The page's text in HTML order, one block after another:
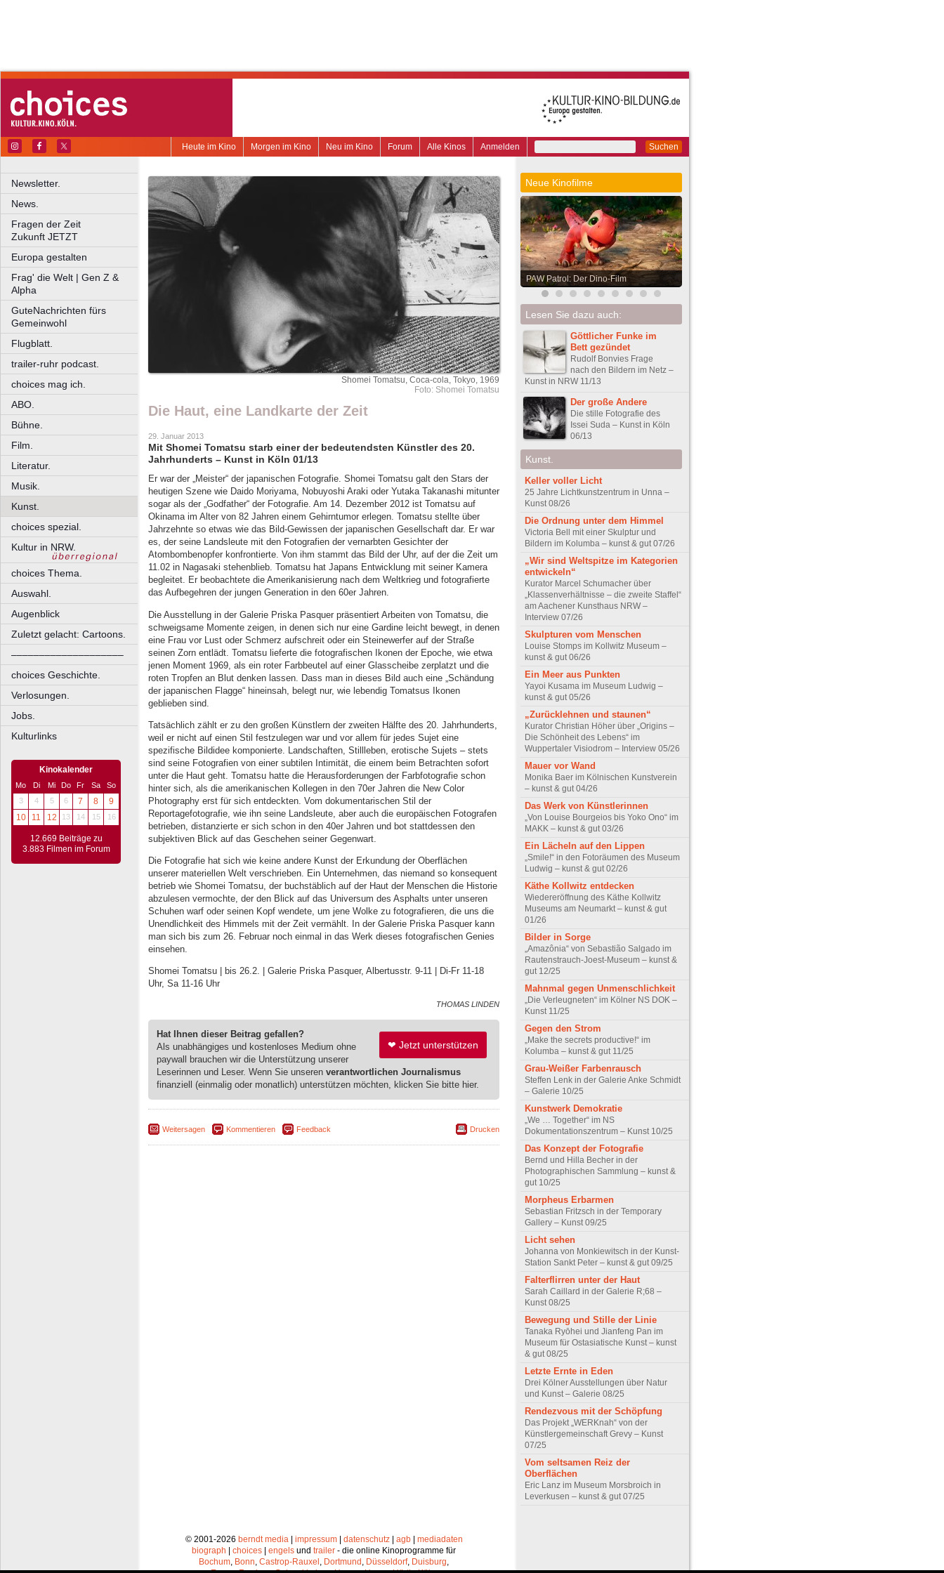
Suchen
Anmelden
Alle Kinos
Forum
Neu im Kino
Morgen im Kino
Heute im Kino
Newsletter.
News.
Fragen der Zeit
Zukunft JETZT
Europa gestalten
Frag' die Welt | Gen Z &
Alpha
GuteNachrichten fürs
Gemeinwohl
Flugblatt.
trailer-ruhr podcast.
choices mag ich.
ABO.
Bühne.
Film.
Literatur.
Musik.
Kunst.
choices spezial.
Kultur in NRW.
choices Thema.
Auswahl.
Augenblick
Zuletzt gelacht: Cartoons.
––––––––––––––––––––
choices Geschichte.
Verlosungen.
Jobs.
Kulturlinks
Kinokalender
Mo Di Mi Do Fr Sa
So
3
4 5 6 7 8
9
10
11 12 13 14 15 16
12.669 Beiträge zu
3.883 Filmen im Forum
Shomei Tomatsu, Coca-cola, Tokyo, 1969
Foto: Shomei Tomatsu
Die Haut, eine Landkarte der Zeit
29. Januar 2013
Mit Shomei Tomatsu starb einer der bedeutendsten Künstler des 20.
Jahrhunderts – Kunst in Köln 01/13
Er war der „Meister“ der japanischen Fotografie. Shomei Tomatsu galt den Stars der
heutigen Szene wie Daido Moriyama, Nobuyoshi Araki oder Yutaka Takanashi mitunter
sogar als der „Godfather“ der Fotografie. Am 14. Dezember 2012 ist Tomatsu auf
Okinama im Alter von 82 Jahren einem Gehirntumor erlegen. Tomatsu stellte über
Jahrzehnte so etwas wie das Bild-Gewissen der japanischen Gesellschaft dar. Er war
es, der seine Landsleute mit den Fotografien der vernarbten Gesichter der
Atombombenopfer konfrontierte. Von ihm stammt das Bild der Uhr, auf der die Zeit um
11.02 in Nagasaki stehenblieb. Tomatsu hat Japans Entwicklung mit seiner Kamera
begleitet. Er beobachtete die Amerikanisierung nach dem Weltkrieg und fotografierte
das Aufbegehren der jungen Generation in den 60er Jahren.
Die Ausstellung in der Galerie Priska Pasquer präsentiert Arbeiten von Tomatsu, die
schweigsame Momente zeigen, in denen sich nur eine Gardine leicht bewegt, in denen
eine Frau vor Lust oder Schmerz aufschreit oder ein Steinewerfer auf der Straße
seinen Zorn entlädt. Tomatsu lieferte die fotografischen Ikonen der Epoche, wie etwa
jenen Moment 1969, als ein roter Farbbeutel auf einer Glasscheibe zerplatzt und die
roten Tropfen an Blut denken lassen. Dass man in dieses Bild auch eine „Schändung
der japanischen Flagge“ hineinsah, belegt nur, wie lebendig Tomatsus Ikonen
geblieben sind.
Tatsächlich zählt er zu den großen Künstlern der zweiten Hälfte des 20. Jahrhunderts,
weil er nicht auf einen Stil festzulegen war und vor allem für jedes Sujet eine
spezifische Bildidee komponierte. Landschaften, Stillleben, erotische Sujets – stets
sind seine Fotografien von einer subtilen Intimität, die einem beim Betrachten sofort
unter die Haut geht. Tomatsu hatte die Herausforderungen der Farbfotografie schon
hinter sich, als die amerikanischen Kollegen in den 70er Jahren die New Color
Photography erst für sich entdeckten. Vom dokumentarischen Stil der
Reportagefotografie, wie ihn seine Landsleute, aber auch die europäischen Fotografen
betrieben, distanzierte er sich schon in den 40er Jahren und bot stattdessen den
subjektiven Blick auf das Geschehen seiner Gegenwart.
Die Fotografie hat sich wie keine andere Kunst der Erkundung der Oberflächen
unserer materiellen Welt verschrieben. Ein Unternehmen, das niemand so konsequent
betrieb wie Shomei Tomatsu, der buchstäblich auf der Haut der Menschen die Historie
abzulesen vermochte, der den Blick auf das Universum des Asphalts unter unseren
Schuhen warf oder seinen Kopf wendete, um jene Wolke zu fotografieren, die uns die
Unendlichkeit des Himmels mit der Zeit vermählt. In der Galerie Priska Pasquer kann
man sich bis zum 26. Februar noch einmal in das Werk dieses fotografischen Genies
einsehen.
Shomei Tomatsu | bis 26.2. | Galerie Priska Pasquer, Albertusstr. 9-11 | Di-Fr 11-18
Uhr, Sa 11-16 Uhr
THOMAS LINDEN
❤ Jetzt unterstützen
Hat Ihnen dieser Beitrag gefallen?
Als unabhängiges und kostenloses Medium ohne
paywall brauchen wir die Unterstützung unserer
Leserinnen und Leser. Wenn Sie unseren verantwortlichen Journalismus
finanziell (einmalig oder monatlich) unterstützen möchten, klicken Sie bitte hier.
Weitersagen Kommentieren Feedback Drucken
Neue Kinofilme
PAW Patrol: Der Dino-Film
Lesen Sie dazu auch:
Göttlicher Funke im
Bett gezündet
Rudolf Bonvies Frage
nach den Bildern im Netz –
Kunst in NRW 11/13
Der große Andere
Die stille Fotografie des
Issei Suda – Kunst in Köln
06/13
Kunst.
Keller voller Licht
25 Jahre Lichtkunstzentrum in Unna –
Kunst 08/26
Die Ordnung unter dem Himmel
Victoria Bell mit einer Skulptur und
Bildern im Kolumba – kunst & gut 07/26
„Wir sind Weltspitze im Kategorien
entwickeln“
Kurator Marcel Schumacher über
„Klassenverhältnisse – die zweite Staffel“
am Aachener Kunsthaus NRW –
Interview 07/26
Skulpturen vom Menschen
Louise Stomps im Kollwitz Museum –
kunst & gut 06/26
Ein Meer aus Punkten
Yayoi Kusama im Museum Ludwig –
kunst & gut 05/26
„Zurücklehnen und staunen“
Kurator Christian Höher über „Origins –
Die Schönheit des Lebens“ im
Wuppertaler Visiodrom – Interview 05/26
Mauer vor Wand
Monika Baer im Kölnischen Kunstverein
– kunst & gut 04/26
Das Werk von Künstlerinnen
„Von Louise Bourgeios bis Yoko Ono“ im
MAKK – kunst & gut 03/26
Ein Lächeln auf den Lippen
„Smile!“ in den Fotoräumen des Museum
Ludwig – kunst & gut 02/26
Käthe Kollwitz entdecken
Wiedereröffnung des Käthe Kollwitz
Museums am Neumarkt – kunst & gut
01/26
Bilder in Sorge
„Amazônia“ von Sebastião Salgado im
Rautenstrauch-Joest-Museum – kunst &
gut 12/25
Mahnmal gegen Unmenschlichkeit
„Die Verleugneten“ im Kölner NS DOK –
Kunst 11/25
Gegen den Strom
„Make the secrets productive!“ im
Kolumba – kunst & gut 11/25
Grau-Weißer Farbenrausch
Steffen Lenk in der Galerie Anke Schmidt
– Galerie 10/25
Kunstwerk Demokratie
„We … Together“ im NS
Dokumentationszentrum – Kunst 10/25
Das Konzept der Fotografie
Bernd und Hilla Becher in der
Photographischen Sammlung – kunst &
gut 10/25
Morpheus Erbarmen
Sebastian Fritzsch in der Temporary
Gallery – Kunst 09/25
Licht sehen
Johanna von Monkiewitsch in der Kunst-
Station Sankt Peter – kunst & gut 09/25
Falterflirren unter der Haut
Sarah Caillard in der Galerie R;68 –
Kunst 08/25
Bewegung und Stille der Linie
Tanaka Ryōhei und Jianfeng Pan im
Museum für Ostasiatische Kunst – kunst
& gut 08/25
Letzte Ernte in Eden
Drei Kölner Ausstellungen über Natur
und Kunst – Galerie 08/25
Rendezvous mit der Schöpfung
Das Projekt „WERKnah“ von der
Künstlergemeinschaft Grevy – Kunst
07/25
Vom seltsamen Reiz der
Oberflächen
Eric Lanz im Museum Morsbroich in
Leverkusen – kunst & gut 07/25
© 2001-2026 berndt media| impressum| datenschutz| agb| mediadaten
biograph
choices engels und trailer - die online Kinoprogramme für
Bochum, Bonn, Castrop-Rauxel , Dortmund , Düsseldorf, Duisburg,